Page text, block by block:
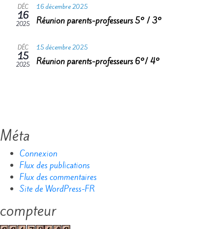
DÉC
16
2025
16 décembre 2025
Réunion parents-professeurs 5° / 3°
DÉC
15
2025
15 décembre 2025
Réunion parents-professeurs 6°/ 4°
Méta
Connexion
Flux des publications
Flux des commentaires
Site de WordPress-FR
compteur